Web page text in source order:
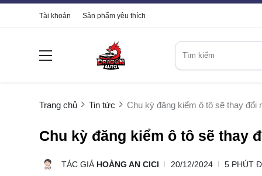
Tài khoản Sản phẩm yêu thích
Trang chủ Tin tức Chu kỳ đăng kiểm ô tô sẽ thay đổi
Chu kỳ đăng kiểm ô tô sẽ thay
TÁC GIẢ HOÀNG AN CICI 20/12/2024 5 PHÚT